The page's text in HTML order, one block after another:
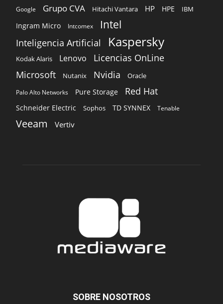
Google Grupo CVA Hitachi Vantara HP HPE IBM
Ingram Micro Intcomex Intel
Inteligencia Artificial Kaspersky
Kodak Alaris Lenovo Licencias OnLine
Microsoft Nutanix Nvidia Oracle
Palo Alto Networks Pure Storage Red Hat
Schneider Electric Sophos TD SYNNEX Tenable
Veeam Vertiv
SOBRE NOSOTROS